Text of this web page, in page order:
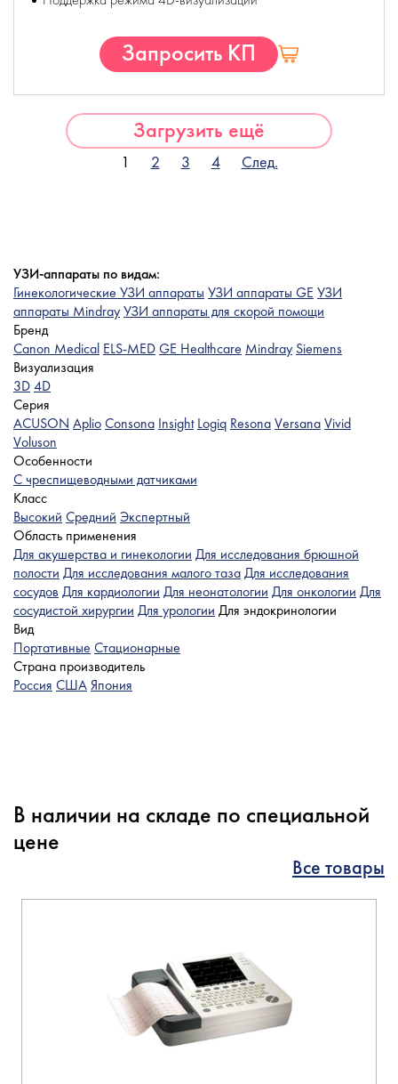
Запросить КП
Загрузить ещё
1 2 3 4 След.
УЗИ-аппараты по видам:
Гинекологические УЗИ аппараты УЗИ аппараты GE УЗИ
аппараты MindrayУЗИ аппараты для скорой помощи
Бренд
Canon Medical ELS-MEDGE Healthcare Mindray Siemens
Визуализация
3D4D
Серия
ACUSON AplioConsona Insight Logiq ResonaVersanaVivid
Voluson
Особенности
C чреспищеводными датчиками
Класс
Высокий Средний Экспертный
Область применения
Для акушерства и гинекологии Для исследования брюшной
полости Для исследования малого тазаДля исследования
сосудов Для кардиологии Для неонатологии Для онкологии Для
сосудистой хирургии Для урологии Для эндокринологии
Вид
Портативные Стационарные
Страна производитель
Россия СШАЯпония
В наличии на складе по специальной
цене
Все товары